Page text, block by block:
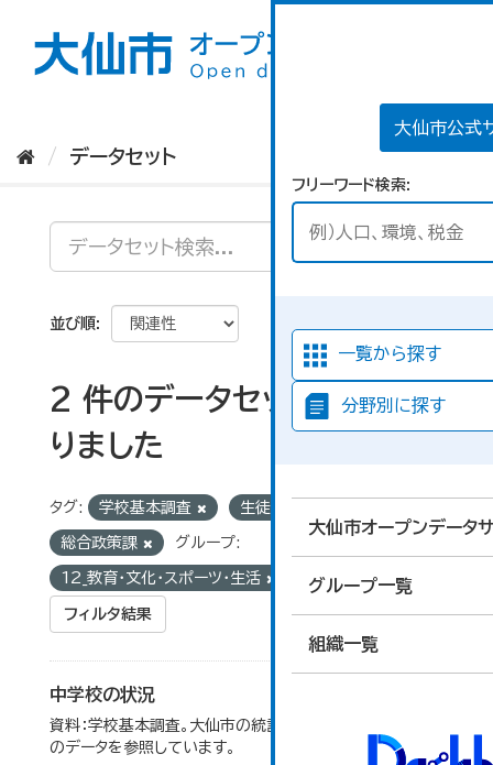
大仙市公式
フリーワード検索
一覧から探す
分野別に探す
大仙市オープンデータ
グループ一覧
組織一覧
データセット
並び順
2 件のデータセットが見つか
りました
タグ: 学校基本調査 生徒数
総合政策課 グループ:
12_教育・文化・スポーツ・生活
フィルタ結果
中学校の状況
資料：学校基本調査。大仙市の統計「14-5 中学校の状況」
のデータを参照しています。